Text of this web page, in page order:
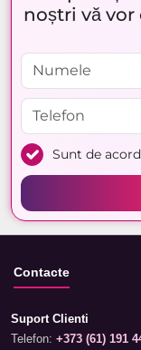
noștri vă
Sunt de
Contacte
Suport Clienti
Telefon: +373 (61) 191